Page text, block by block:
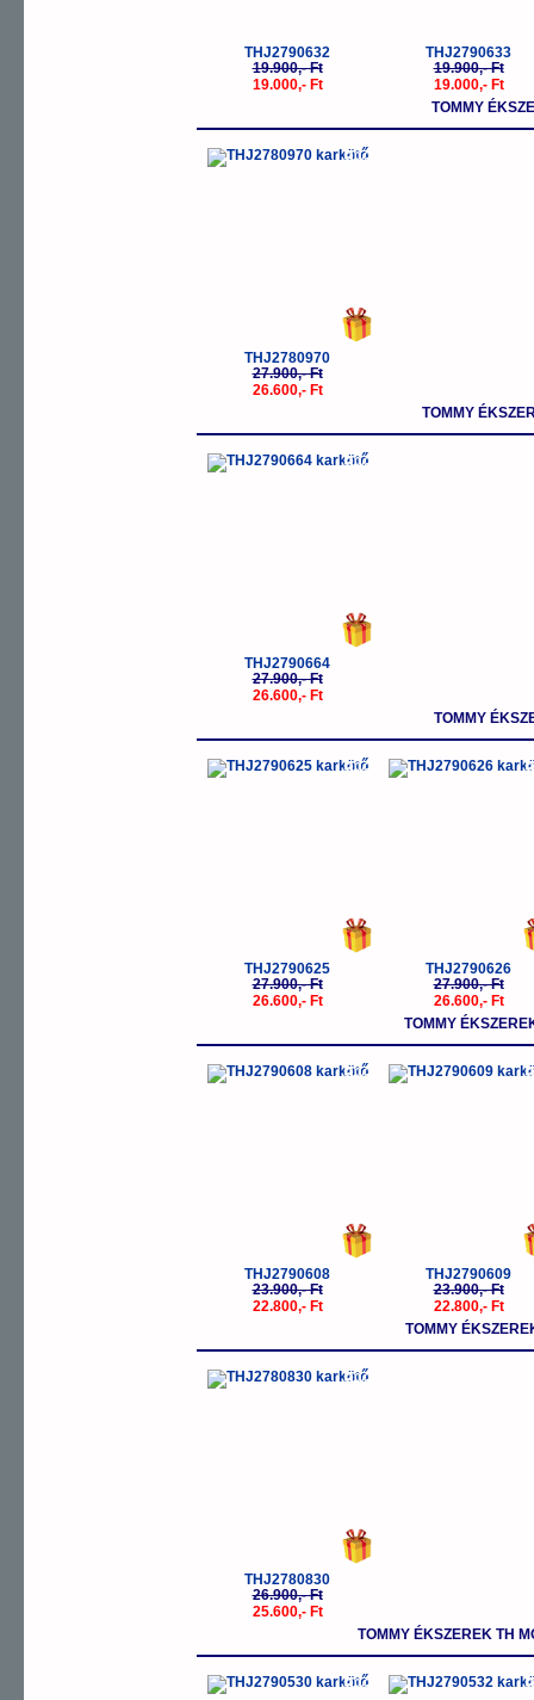
THJ2790632
19.900,- Ft
19.000,- Ft
THJ2790633
19.900,- Ft
19.000,- Ft
TOMMY
-5%
THJ2780970
27.900,- Ft
26.600,- Ft
TOMMY
-5%
THJ2790664
27.900,- Ft
26.600,- Ft
TOMMY
-5%
THJ2790625
27.900,- Ft
26.600,- Ft
-
THJ2790626
27.900,- Ft
26.600,- Ft
TOMMY
-5%
THJ2790608
23.900,- Ft
22.800,- Ft
-
THJ2790609
23.900,- Ft
22.800,- Ft
TOMMY
-5%
THJ2780830
26.900,- Ft
25.600,- Ft
TOMMY ÉKSZEREK TH
-5% -